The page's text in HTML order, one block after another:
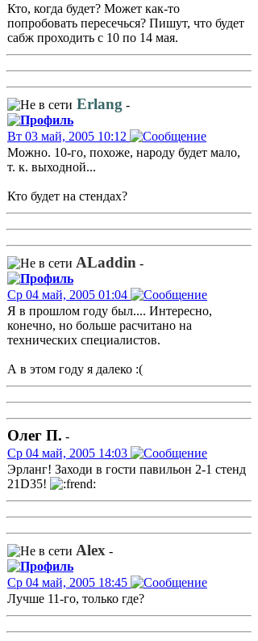
Кто, когда будет? Может как-то
попробовать пересечься? Пишут, что будет
сабж проходить с 10 по 14 мая.
Erlang -
Вт 03 май, 2005 10:12
Можно. 10-го, похоже, народу будет мало,
т. к. выходной...
Кто будет на стендах?
ALaddin -
Ср 04 май, 2005 01:04
Я в прошлом году был.... Интересно,
конечно, но больше расчитано на
технических специалистов.
А в этом году я далеко :(
Олег П. -
Ср 04 май, 2005 14:03
Эрланг! Заходи в гости павильон 2-1 стенд
21D35!
Alex -
Ср 04 май, 2005 18:45
Лучше 11-го, только где?